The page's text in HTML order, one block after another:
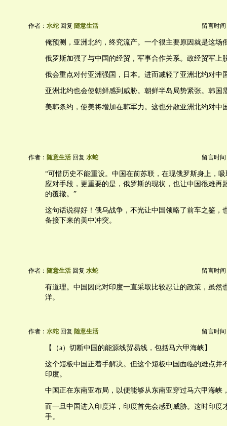
作者： 水蛇 回复 随意生活 留言时间
俺预测，亚洲北约，终究流产。一个很主要原因就是这场
俄罗斯加强了与中国的经贸，军事合作关系。政经贸军上
俄会重点对付亚洲强国，日本。进而减轻了亚洲北约对中
亚洲北约也会使朝鲜感到威胁。朝鲜半岛局势紧张。韩国
美韩条约，使美将增加在韩军力。这也分散亚洲北约对中
作者： 随意生活 回复 水蛇 留言时间
“可惜历史不能重设。中国在前苏联，在现俄罗斯身上，
应对手段，更重要的是，俄罗斯的现状，也让中国很难再
的覆辙。”
这句话说得好！俄乌战争，不光让中国领略了前车之鉴，
备接下来的美中冲突。
作者： 随意生活 回复 水蛇 留言时间
有道理。中国因此对印度一直采取比较忍让的政策，虽然
洋。
作者： 水蛇 回复 随意生活 留言时间
【（a）切断中国的能源线贸易线，包括马六甲海峡】
这个短板中国正着手解决。但这个短板中国面临的难点并
印度。
中国正在东南亚布局，以便能够从东南亚穿过马六甲海峡
而一旦中国进入印度洋，印度首先会感到威胁。这时印度
手。